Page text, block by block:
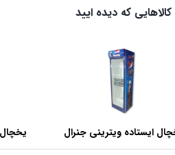
کالاهایی که دیده ایید
ایستاده ویترینی جنرال